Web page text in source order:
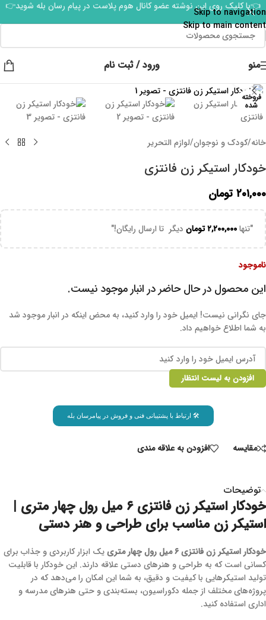
Skip to navigation
Skip to main content
👈با کلیک روی این نوشته عضو کانال هوم پلاست در پیام رسان بله شوید👉
منو ورود / ثبت نام
فروخته
شده
خانه/کودک و نوجوان/لوازم التحریر
خودکار استیکر زن فانتزی
۲۰۱,۰۰۰ تومان
"تنها۲,۲۰۰,۰۰۰تومان دیگر تا ارسال رایگان!"
ناموجود
این محصول در حال حاضر در انبار موجود نیست.
جای نگرانی نیست! ایمیل خود را وارد کنید، به محض اینکه در انبار موجود شد
به شما اطلاع خواهیم داد.
افزودن به لیست انتظار
🛠 ارتباط با پشتیبانی فنی و فروش در پیامرسان بله
مقايسه افزودن به علاقه مندی
توضیحات
خودکار استیکر زن فانتزی ۶ میل رول چهار متری |
استیکر زن مناسب برای طراحی و هنر دستی
خودکار استیکر زن فانتزی ۶ میل رول چهار متری
یک ابزار کاربردی و جذاب برای
کسانی است که به طراحی و هنرهای دستی علاقه دارند. این خودکار با قابلیت
تولید استیکرهایی با کیفیت و دقیق، به شما این امکان را می‌دهد که در
پروژه‌های مختلف از جمله دکوراسیون، بسته‌بندی و حتی هنرهای مدرسه و
اداری استفاده کنید.